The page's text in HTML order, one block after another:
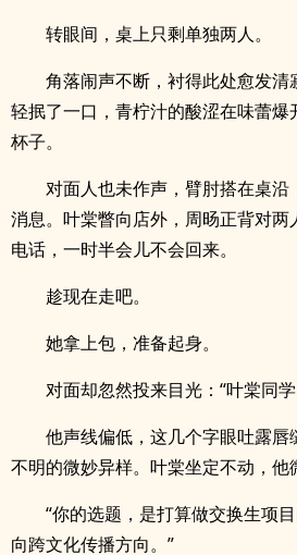
转眼间，桌上只剩单独两人。
角落闹声不断，衬得此处愈发
轻抿了一口，青柠汁的酸涩在味蕾
杯子。
对面人也未作声，臂肘搭在桌
消息。叶棠瞥向店外，周旸正背对
电话，一时半会儿不会回来。
趁现在走吧。
她拿上包，准备起身。
对面却忽然投来目光：“叶棠同
他声线偏低，这几个字眼吐露唇
不明的微妙异样。叶棠坐定不动，他
“你的选题，是打算做交换生项
向跨文化传播方向。”